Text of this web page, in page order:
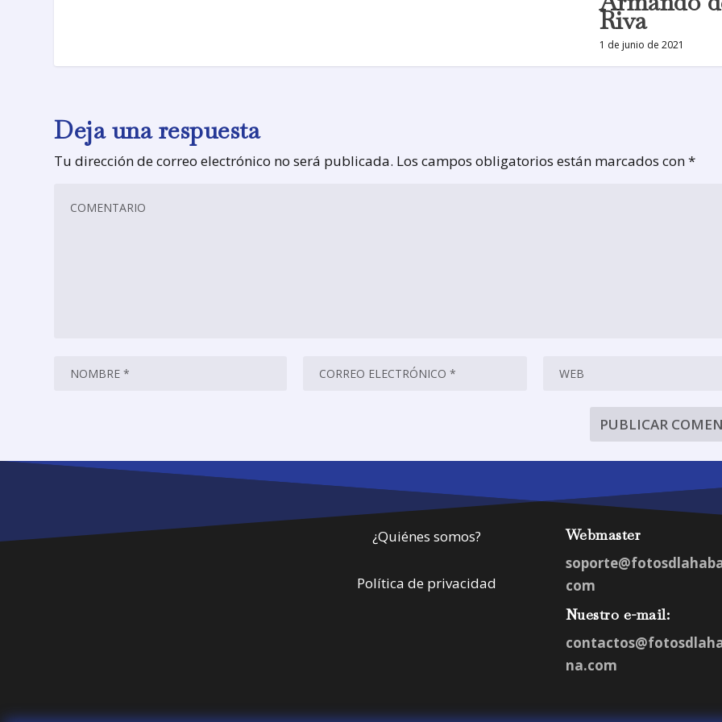
Riva
1 de junio de 2021
Deja una respuesta
Tu dirección de correo electrónico no será publicada. Los campos obligatorios están marcados con*
¿Quiénes somos?
Política de privacidad
Webmaster
com
Nuestro e-mail:
na.com